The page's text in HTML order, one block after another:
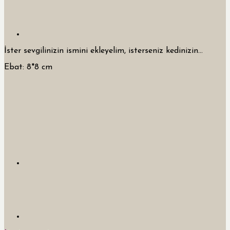
İster sevgilinizin ismini ekleyelim, isterseniz kedinizin…
Ebat: 8*8 cm